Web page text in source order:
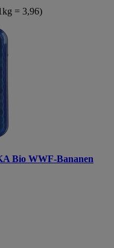
= 3,96)
Bio WWF-Bananen